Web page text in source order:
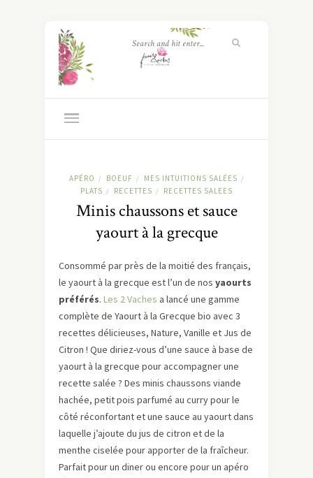
APÉRO / BOEUF / MES INTUITIONS SALÉES /
PLATS / RECETTES / RECETTES SALEES
Minis chaussons et sauce
yaourt à la grecque
Consommé par près de la moitié des français,
le yaourt à la grecque est l’un de nos yaourts
préférés. Les 2 Vaches a lancé une gamme
complète de Yaourt à la Grecque bio avec 3
recettes délicieuses, Nature, Vanille et Jus de
Citron ! Que diriez-vous d’une sauce à base de
yaourt à la grecque pour accompagner une
recette salée ? Des minis chaussons viande
hachée, petit pois parfumé au curry pour le
côté réconfortant et une sauce au yaourt dans
laquelle j’ajoute du jus de citron et de la
menthe ciselée pour apporter de la fraîcheur.
Parfait pour un diner ou encore pour un apéro